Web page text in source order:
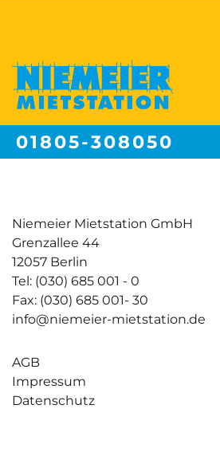
01805-308050
Niemeier Mietstation GmbH
Grenzallee 44
12057 Berlin
Tel: (030) 685 001 - 0
Fax: (030) 685 001- 30
info@niemeier-mietstation.de
AGB
Impressum
Datenschutz